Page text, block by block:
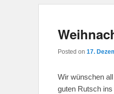
Posted on 17.
Wir wünschen
guten Rutsch